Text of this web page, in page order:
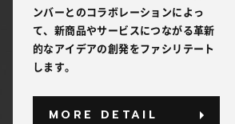
ンバーとのコラボレーションによっ
て、新商品やサービスにつながる革新
的なアイデアの創発をファシリテート
します。
MORE DETAIL